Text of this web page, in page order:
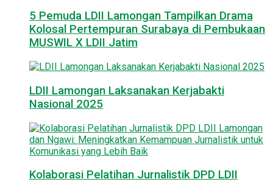
5 Pemuda LDII Lamongan Tampilkan Drama
Kolosal Pertempuran Surabaya di Pembukaan
MUSWIL X LDII Jatim
LDII Lamongan Laksanakan Kerjabakti
Nasional 2025
Kolaborasi Pelatihan Jurnalistik DPD LDII